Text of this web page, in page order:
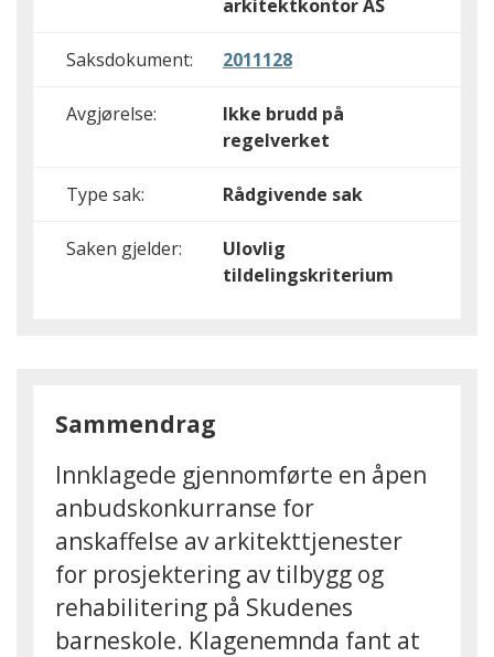
arkitektkontor AS
Saksdokument: 2011128
Avgjørelse:
Ikke brudd på
regelverket
Type sak: Rådgivende sak
Saken gjelder:
Ulovlig
tildelingskriterium
Sammendrag
Innklagede gjennomførte en åpen
anbudskonkurranse for
anskaffelse av arkitekttjenester
for prosjektering av tilbygg og
rehabilitering på Skudenes
barneskole. Klagenemnda fant at